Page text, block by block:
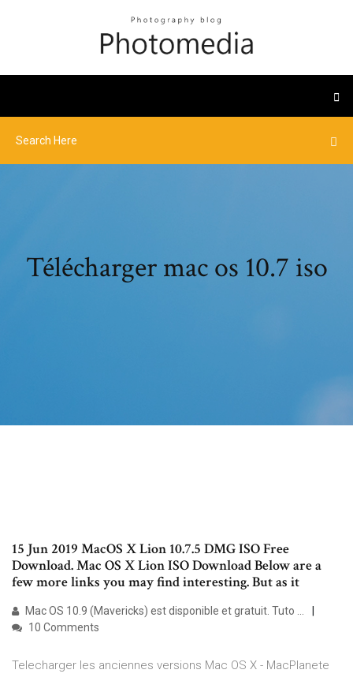
Télécharger mac os 10.7 iso
15 Jun 2019 MacOS X Lion 10.7.5 DMG ISO Free
Download. Mac OS X Lion ISO Download Below are a
few more links you may find interesting. But as it
Mac OS 10.9 (Mavericks) est disponible et gratuit. Tuto ...
10 Comments
Telecharger les anciennes versions Mac OS X - MacPlanete